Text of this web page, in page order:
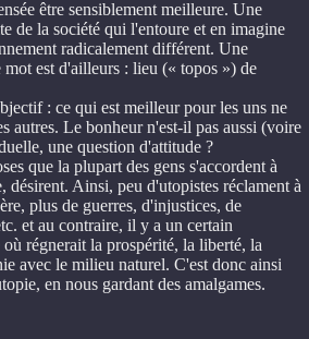
être sensiblement meilleure. Une
de la société qui l'entoure et en imagine
radicalement différent. Une
est d'ailleurs : lieu (« topos ») de
: ce qui est meilleur pour les uns ne
autres. Le bonheur n'est-il pas aussi (voire
une question d'attitude ?
que la plupart des gens s'accordent à
désirent. Ainsi, peu d'utopistes réclament à
plus de guerres, d'injustices, de
et au contraire, il y a un certain
où régnerait la prospérité, la liberté, la
avec le milieu naturel. C'est donc ainsi
en nous gardant des amalgames.